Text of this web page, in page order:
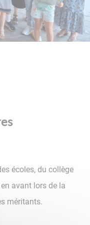
écoles, du collège
avant lors de la
méritants.